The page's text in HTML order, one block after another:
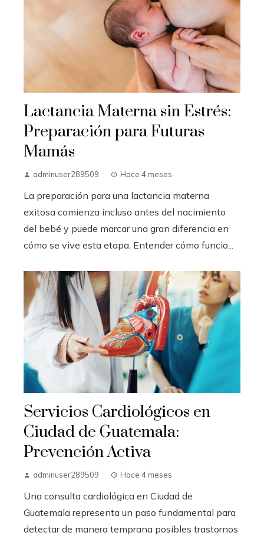
Lactancia Materna sin Estrés:
Preparación para Futuras
Mamás
adminuser289509 Hace 4 meses
La preparación para una lactancia materna
exitosa comienza incluso antes del nacimiento
del bebé y puede marcar una gran diferencia en
cómo se vive esta etapa. Entender cómo funcio...
Servicios Cardiológicos en
Ciudad de Guatemala:
Prevención Activa
adminuser289509 Hace 4 meses
Una consulta cardiológica en Ciudad de
Guatemala representa un paso fundamental para
detectar de manera temprana posibles trastornos